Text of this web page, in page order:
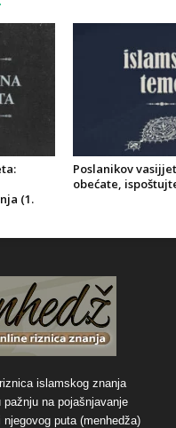
(1.
Poslanikov
obećate,
islamskog znanja
na pojašnjavanje
puta (menhedža)